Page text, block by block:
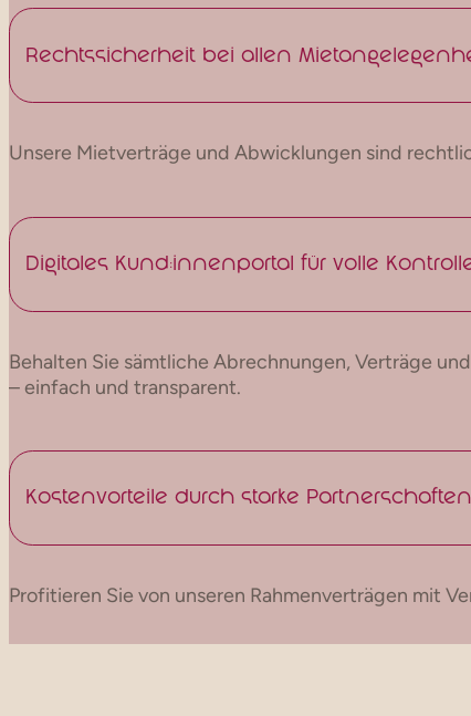
Rechtssicherheit bei allen
Unsere Mietverträge und Abwicklungen sind
Digitales Kund:innenportal für volle
Behalten Sie sämtliche Abrechnungen, Verträge
– einfach und transparent.
Kostenvorteile durch starke Partnerschaften
Profitieren Sie von unseren Rahmenverträgen mit